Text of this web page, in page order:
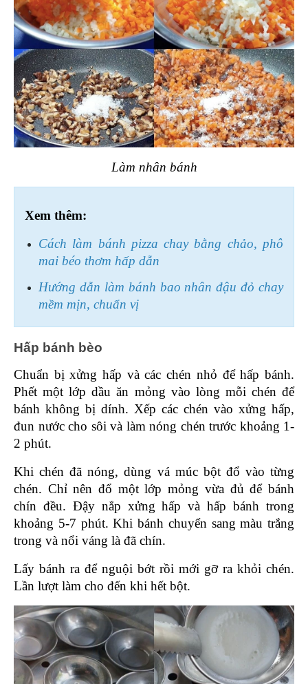
Làm nhân bánh
Xem thêm:
Cách làm bánh pizza chay bằng chảo, phô
mai béo thơm hấp dẫn
Hướng dẫn làm bánh bao nhân đậu đỏ chay
mềm mịn, chuẩn vị
Hấp bánh bèo
Chuẩn bị xửng hấp và các chén nhỏ để hấp bánh.
Phết một lớp dầu ăn mỏng vào lòng mỗi chén để
bánh không bị dính. Xếp các chén vào xửng hấp,
đun nước cho sôi và làm nóng chén trước khoảng 1-
2 phút.
Khi chén đã nóng, dùng vá múc bột đổ vào từng
chén. Chỉ nên đổ một lớp mỏng vừa đủ để bánh
chín đều. Đậy nắp xửng hấp và hấp bánh trong
khoảng 5-7 phút. Khi bánh chuyển sang màu trắng
trong và nổi váng là đã chín.
Lấy bánh ra để nguội bớt rồi mới gỡ ra khỏi chén.
Lần lượt làm cho đến khi hết bột.